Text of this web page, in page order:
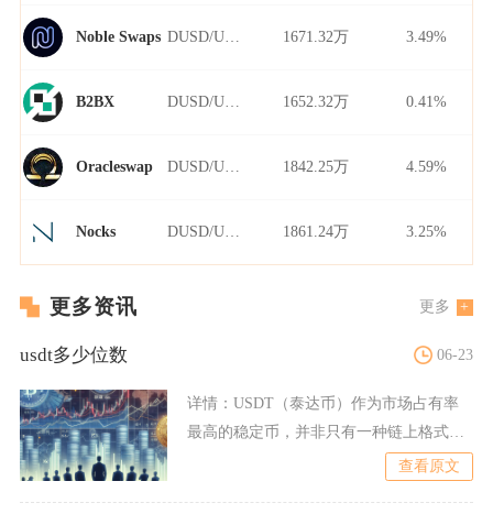
Noble Swaps 1671.32万 3.49%
B2BX 1652.32万 0.41%
Oracleswap 1842.25万 4.59%
Nocks 1861.24万 3.25%
更多资讯 更多
usdt多少位数 06-23
详情： USDT（泰达币）作为市场占有率
最高的稳定币，并非只有一种链上格式，
查看原文